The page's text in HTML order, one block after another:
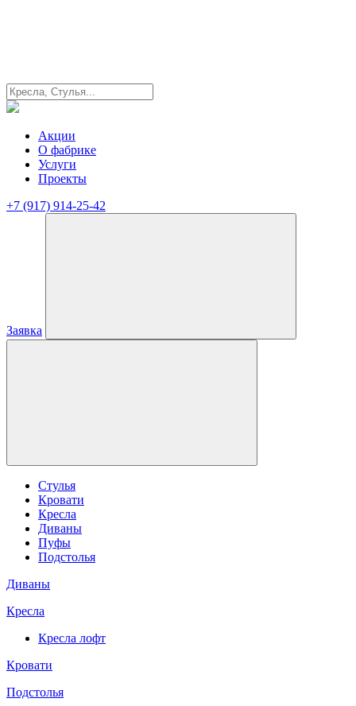
Акции
О фабрике
Услуги
Проекты
+7 (917) 914-25-42
Заявка
Стулья
Кровати
Кресла
Диваны
Пуфы
Подстолья
Диваны
Кресла
Кресла лофт
Кровати
Подстолья